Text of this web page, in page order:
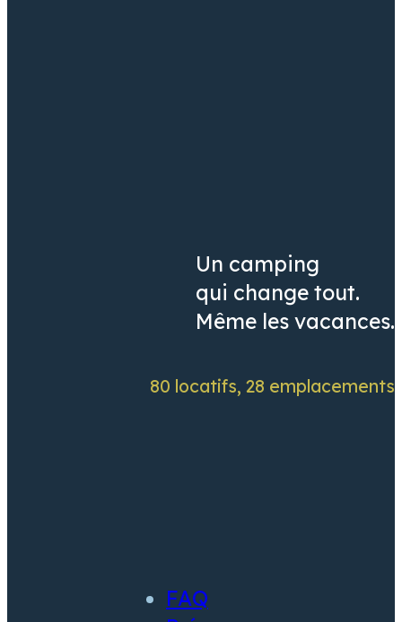
Un camping
qui change tout.
Même les vacances.
80 locatifs, 28 emplacements
FAQ